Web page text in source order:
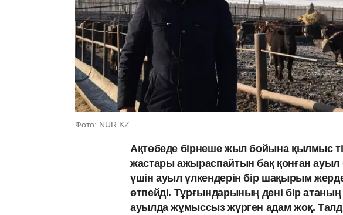
Фото: NUR.KZ
Ақтөбеде бірнеше жыл бойына қылмыс
жастары ажыраспайтын бақ қонған ауыл
үшін ауыл үлкендерін бір шақырым
өтпейді. Тұрғындарының дені бір
ауылда жұмыссыз жүрген адам жоқ.